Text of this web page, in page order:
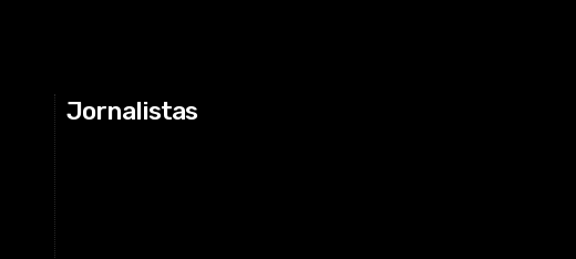
Jornalistas